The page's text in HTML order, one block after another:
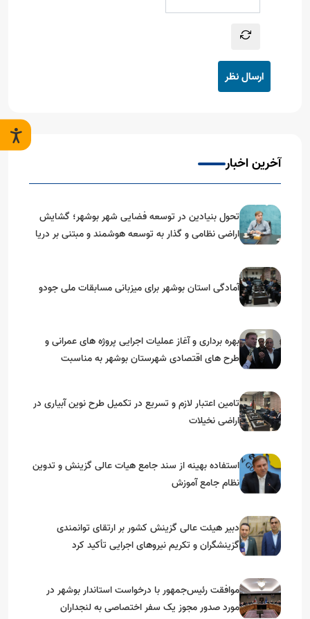
ارسال نظر
آخرین اخبار
تحول بنیادین در توسعه فضایی شهر بوشهر؛ گشایش
اراضی نظامی و گذار به توسعه هوشمند و مبتنی بر دریا
آمادگی استان بوشهر برای میزبانی مسابقات ملی جودو
بهره برداری و آغاز عملیات اجرایی پروژه های عمرانی و
طرح های اقتصادی شهرستان بوشهر به مناسبت
تامین اعتبار لازم و تسریع در تکمیل طرح نوین آبیاری در
اراضی نخیلات
استفاده بهینه از سند جامع هیات عالی گزینش و‌ تدوین
نظام جامع آموزش
دبیر هیئت عالی گزینش کشور بر ارتقای توانمندی
گزینشگران و تکریم نیروهای اجرایی تأکید کرد
موافقت رئیس‌جمهور با درخواست استاندار بوشهر در
مورد صدور مجوز یک سفر اختصاصی به لنجداران